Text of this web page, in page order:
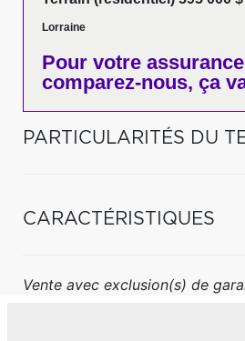
Lorraine
Pour votre
comparez-nous, ça
PARTICULARITÉS DU
CARACTÉRISTIQUES
Vente avec exclusion(s) de